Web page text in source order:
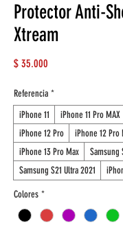
Protector Anti-
Xtream
$ 35.000
Referencia *
iPhone 11
iPhone 11 Pro MAX
iPhone 12 Pro
iPhone 12 Pro
iPhone 13 Pro Max
Samsung
Samsung S21 Ultra 2021
Colores *